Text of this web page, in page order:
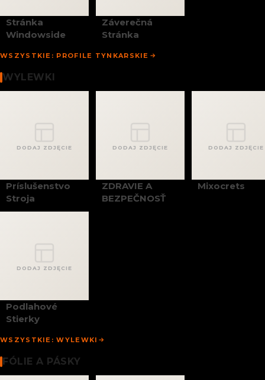
Stránka
Windowside
Záverečná
Stránka
WSZYSTKIE: PROFILE TYNKARSKIE
WYLEWKI
DODAJ ZDJĘCIE
Príslušenstvo
Stroja
DODAJ ZDJĘCIE
ZDRAVIE A
BEZPEČNOSŤ
DODAJ ZDJĘCIE
Mixocrets
DODAJ ZDJĘCIE
Podlahové
Stierky
WSZYSTKIE: WYLEWKI
FÓLIE A PÁSKY